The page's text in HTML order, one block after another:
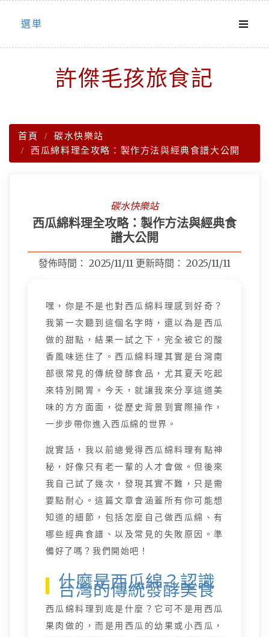
Skip
選単
許傑毛孩旅食記
首頁
碳水快樂站
西瓜綿料理全攻略：製作方法與經典食譜大公開
碳水快樂站
西瓜綿料理全攻略：製作方法與經典食
譜大公開
發佈時間： 2025/11/11 更新時間： 2025/11/11
嘿，你是不是也對西瓜綿料理感到好奇？
我第一次聽到這個名字時，還以為是西瓜
做的甜點，結果一試之下，完全被它的酸
香風味迷住了。西瓜綿料理其實是台灣南
部很常見的傳統發酵食品，尤其夏天吃起
來特別開胃。今天，就讓我來分享這道美
味的方方面面，從歷史背景到實際操作，
一步步帶你進入西瓜綿的世界。
說實話，我以前總覺得西瓜綿料理有點神
秘，好像只有老一輩的人才會做。但後來
我自己試了幾次，發現其實不難，只是需
要點耐心。這篇文章會涵蓋所有你可能想
知道的細節，包括怎麼自己做西瓜綿、有
哪些經典食譜、以及常見的失敗原因。準
備好了嗎？我們開始吧！
什麼是西瓜綿？認識
台灣的傳統發酵美食
西瓜綿料理到底是什麼？它可不是用西瓜
果肉做的，而是用西瓜的幼果或小西瓜，